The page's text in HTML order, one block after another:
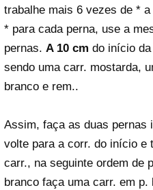
trabalhe mais 6 vezes de *
* para cada perna, use a
pernas. A 10 cm do início
sendo uma carr. mostarda,
branco e rem..
Assim, faça as duas pernas
volte para a corr. do início e
carr., na seguinte ordem de
branco faça uma carr. em